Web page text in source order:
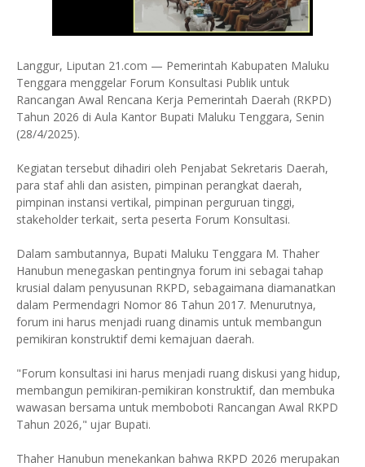
Langgur, Liputan 21.com — Pemerintah Kabupaten Maluku
Tenggara menggelar Forum Konsultasi Publik untuk
Rancangan Awal Rencana Kerja Pemerintah Daerah (RKPD)
Tahun 2026 di Aula Kantor Bupati Maluku Tenggara, Senin
(28/4/2025).
Kegiatan tersebut dihadiri oleh Penjabat Sekretaris Daerah,
para staf ahli dan asisten, pimpinan perangkat daerah,
pimpinan instansi vertikal, pimpinan perguruan tinggi,
stakeholder terkait, serta peserta Forum Konsultasi.
Dalam sambutannya, Bupati Maluku Tenggara M. Thaher
Hanubun menegaskan pentingnya forum ini sebagai tahap
krusial dalam penyusunan RKPD, sebagaimana diamanatkan
dalam Permendagri Nomor 86 Tahun 2017. Menurutnya,
forum ini harus menjadi ruang dinamis untuk membangun
pemikiran konstruktif demi kemajuan daerah.
"Forum konsultasi ini harus menjadi ruang diskusi yang hidup,
membangun pemikiran-pemikiran konstruktif, dan membuka
wawasan bersama untuk memboboti Rancangan Awal RKPD
Tahun 2026," ujar Bupati.
Thaher Hanubun menekankan bahwa RKPD 2026 merupakan